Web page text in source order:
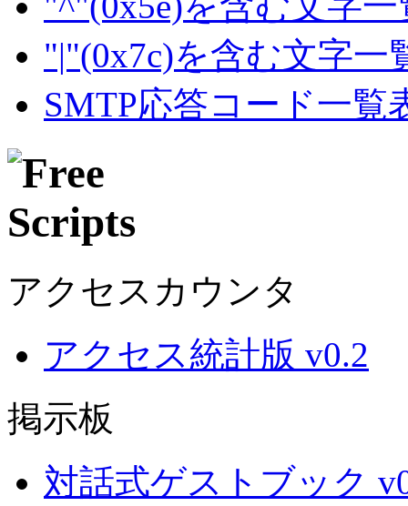
"|"(0x7c)を含む文字一
SMTP応答コード一覧
アクセスカウンタ
アクセス統計版 v0.2
掲示板
対話式ゲストブック